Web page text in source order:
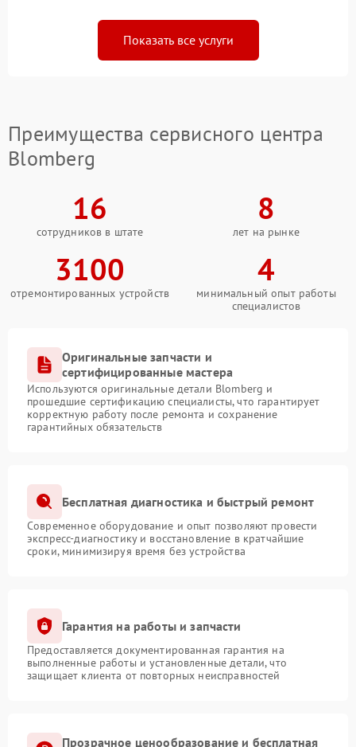
Показать все услуги
Преимущества сервисного центра
Blomberg
16
сотрудников в штате
8
лет на рынке
3100
отремонтированных устройств
4
минимальный опыт работы
специалистов
Оригинальные запчасти и
сертифицированные мастера
Используются оригинальные детали Blomberg и
прошедшие сертификацию специалисты, что гарантирует
корректную работу после ремонта и сохранение
гарантийных обязательств
Бесплатная диагностика и быстрый ремонт
Современное оборудование и опыт позволяют провести
экспресс-диагностику и восстановление в кратчайшие
сроки, минимизируя время без устройства
Гарантия на работы и запчасти
Предоставляется документированная гарантия на
выполненные работы и установленные детали, что
защищает клиента от повторных неисправностей
Прозрачное ценообразование и бесплатная